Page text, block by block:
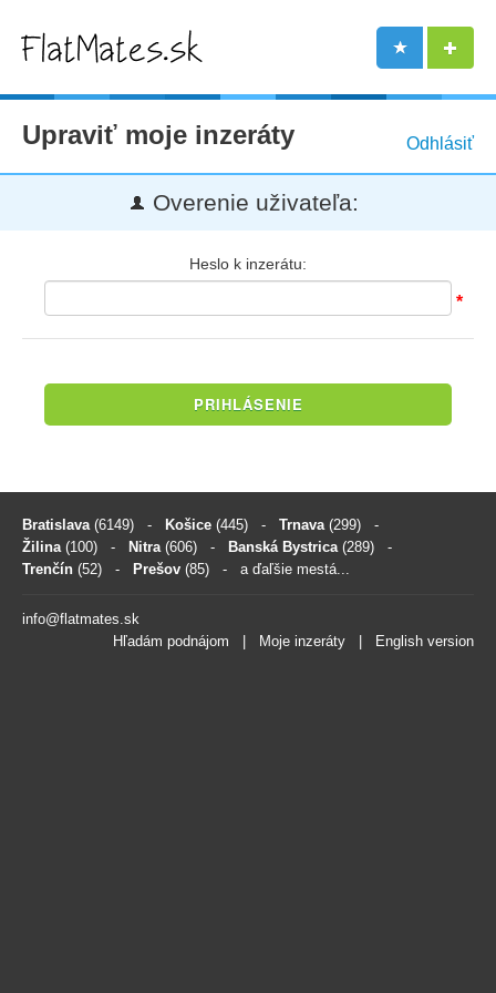
Odhlásiť
Upraviť moje inzeráty
Overenie uživateľa:
Heslo k inzerátu:
*
PRIHLÁSENIE
Bratislava (6149) - Košice (445) - Trnava (299) -
Žilina (100) - Nitra (606) - Banská Bystrica (289) -
Trenčín (52) - Prešov (85) - a ďaľšie mestá...
info@flatmates.sk
Hľadám podnájom
Moje inzeráty English version